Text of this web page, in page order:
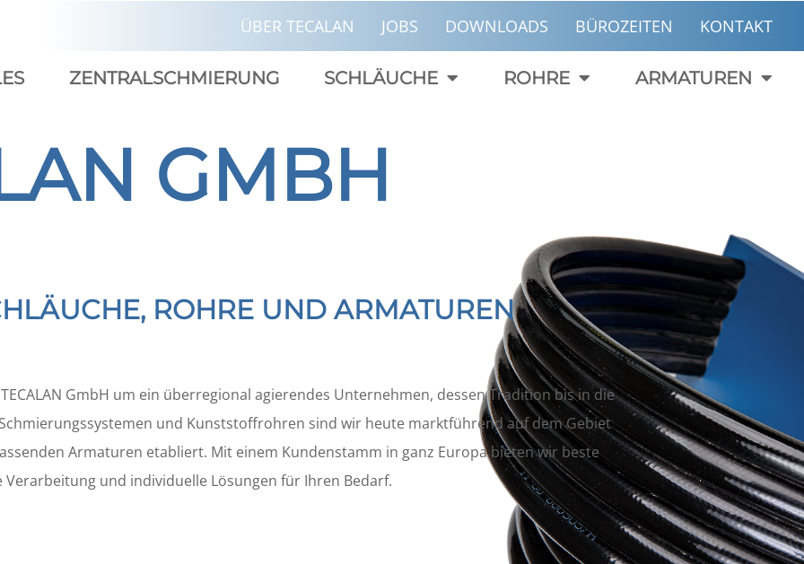
ÜBER TECALAN JOBS DOWNLOADS BÜROZEITEN KONTAKT
ZENTRALSCHMIERUNG SCHLÄUCHE ROHRE ARMATUREN
GMBH
ROHRE UND ARMATUREN
GmbH um ein überregional agierendes Unternehmen, dessen Tradition bis in die
und Kunststoffrohren sind wir heute marktführend auf dem Gebiet
Armaturen etabliert. Mit einem Kundenstamm in ganz Europa bieten wir beste
und individuelle Lösungen für Ihren Bedarf.